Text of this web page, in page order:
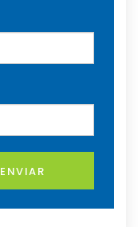
ENVIAR